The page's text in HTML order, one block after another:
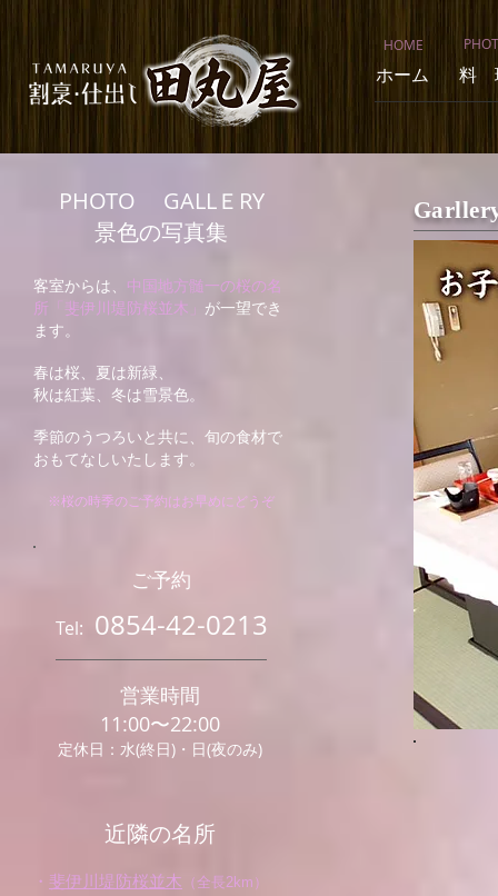
ホーム 料
HOME
PHOTO GALLＥRY
景色の写真集
客室からは、 中国地方髄一の桜の名
所「斐伊川堤防桜並木」 が一望でき
ます。
春は桜、夏は新緑、
秋は紅葉、冬は雪景色。
季節のうつろいと共に、旬の食材で
おもてなしいたします。
※桜の時季のご予約はお早めにどうぞ
ご予約
Tel: 0854-42-0213
営業時間
11:00〜22:00
定休日： 水(終日)・日(夜のみ)
近隣の名所
・ 斐伊川堤防桜並木 （全長2km）